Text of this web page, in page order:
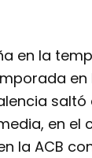
en la
en
en el
la ACB